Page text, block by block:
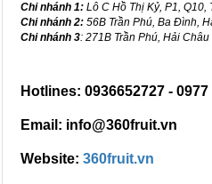
Chi nhánh 1: Lô C Hồ Thị Kỷ, P1, Q10,
Chi nhánh 2: 56B Trần Phú, Ba Đình,
Chi nhánh 3: 271B Trần Phú, Hải
Hotlines: 0936652727 - 0977
Email: info@360fruit.vn
Website: 360fruit.vn